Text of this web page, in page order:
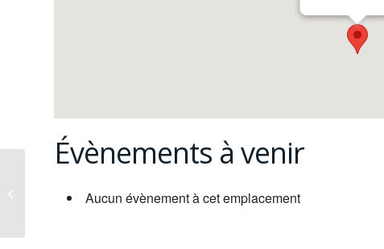
Évènements à venir
Aucun évènement à cet emplacement